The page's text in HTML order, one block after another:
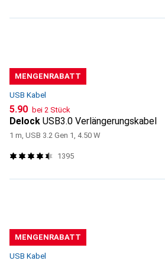
MENGENRABATT
USB Kabel
CHF
5.90 bei 2 Stück
Delock USB3.0 Verlängerungskabel
1 m, USB 3.2 Gen 1, 4.50 W
1395
MENGENRABATT
USB Kabel